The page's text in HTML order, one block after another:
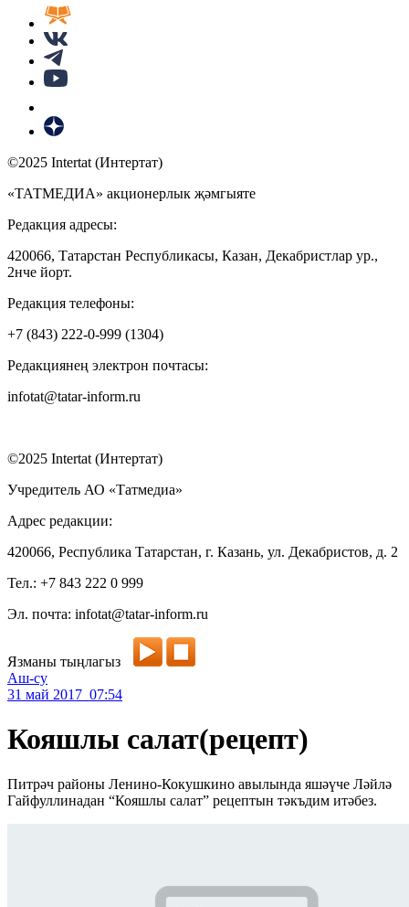
©2025 Intertat (Интертат)
«ТАТМЕДИА» акционерлык җәмгыяте
Редакция адресы:
420066, Татарстан Республикасы, Казан, Декабристлар ур.,
2нче йорт.
Редакция телефоны:
+7 (843) 222-0-999 (1304)
Редакциянең электрон почтасы:
infotat@tatar-inform.ru
©2025 Intertat (Интертат)
Учредитель АО «Татмедиа»
Адрес редакции:
420066, Республика Татарстан, г. Казань, ул. Декабристов, д. 2
Тел.: +7 843 222 0 999
Эл. почта: infotat@tatar-inform.ru
Язманы тыңлагыз
Аш-су
31 май 2017 07:54
Кояшлы салат(рецепт)
Питрәч районы Ленино-Кокушкино авылында яшәүче Ләйлә
Гайфуллинадан “Кояшлы салат” рецептын тәкъдим итәбез.